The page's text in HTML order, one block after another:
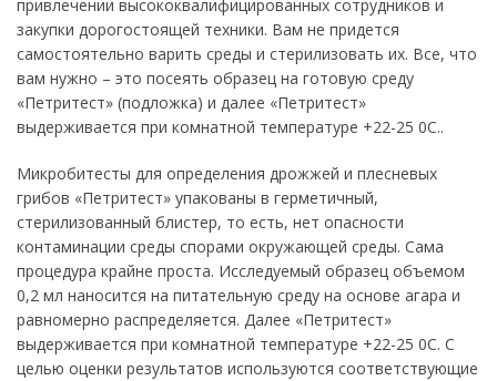
привлечении высококвалифицированных сотрудников и
закупки дорогостоящей техники. Вам не придется
самостоятельно варить среды и стерилизовать их. Все, что
вам нужно – это посеять образец на готовую среду
«Петритест» (подложка) и далее «Петритест»
выдерживается при комнатной температуре +22-25 0С..
Микробитесты для определения дрожжей и плесневых
грибов «Петритест» упакованы в герметичный,
стерилизованный блистер, то есть, нет опасности
контаминации среды спорами окружающей среды. Сама
процедура крайне проста. Исследуемый образец объемом
0,2 мл наносится на питательную среду на основе агара и
равномерно распределяется. Далее «Петритест»
выдерживается при комнатной температуре +22-25 0С. С
целью оценки результатов используются соответствующие